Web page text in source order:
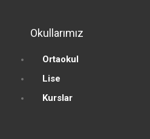
Okullarımız
Ortaokul
Lise
Kurslar